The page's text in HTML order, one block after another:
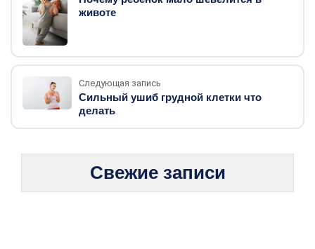
животе
Следующая запись
Сильный ушиб грудной клетки что
делать
Свежие записи